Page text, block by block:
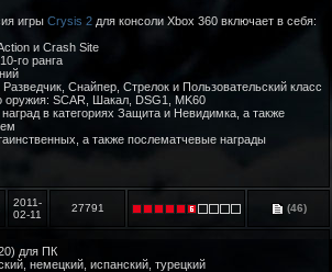
игры Crysis 2 для консоли Xbox 360 включает в себя:
и Crash Site
го ранга
Снайпер, Стрелок и Пользовательский класс
оружия: SCAR, Шакал, DSG1, MK60
в категориях Защита и Невидимка, а также
а также послематчевые награды
2011-
02-11
27791 (46)
для ПК
немецкий, испанский, турецкий